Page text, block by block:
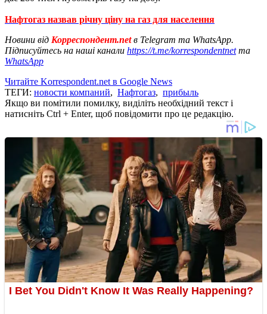
Нафтогаз назвав річну ціну на газ для населення
Новини від Корреспондент.netв Telegram та WhatsApp.
Підписуйтесь на наші канали https://t.me/korrespondentnetта
WhatsApp
Читайте Korrespondent.net в Google News
ТЕГИ: новости компаний, Нафтогаз, прибыль
Якщо ви помітили помилку, виділіть необхідний текст і
натисніть Ctrl + Enter, щоб повідомити про це редакцію.